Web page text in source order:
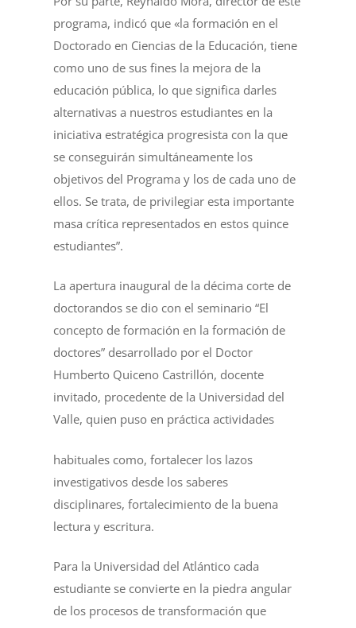
programa, indicó que «la formación en el
Doctorado en Ciencias de la Educación, tiene
como uno de sus fines la mejora de la
educación pública, lo que significa darles
alternativas a nuestros estudiantes en la
iniciativa estratégica progresista con la que
se conseguirán simultáneamente los
objetivos del Programa y los de cada uno de
ellos. Se trata, de privilegiar esta importante
masa crítica representados en estos quince
estudiantes”.
La apertura inaugural de la décima corte de
doctorandos se dio con el seminario “El
concepto de formación en la formación de
doctores” desarrollado por el Doctor
Humberto Quiceno Castrillón, docente
invitado, procedente de la Universidad del
Valle, quien puso en práctica actividades
habituales como, fortalecer los lazos
investigativos desde los saberes
disciplinares, fortalecimiento de la buena
lectura y escritura.
Para la Universidad del Atlántico cada
estudiante se convierte en la piedra angular
de los procesos de transformación que